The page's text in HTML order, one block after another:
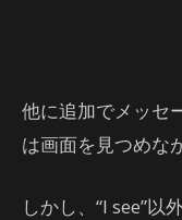
他に追加でメッセ
は画面を見つめな
しかし、“I see”以